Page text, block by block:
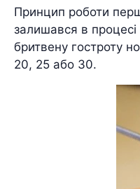
Принцип роботи
залишався в
бритвену гостроту
20, 25 або 30.